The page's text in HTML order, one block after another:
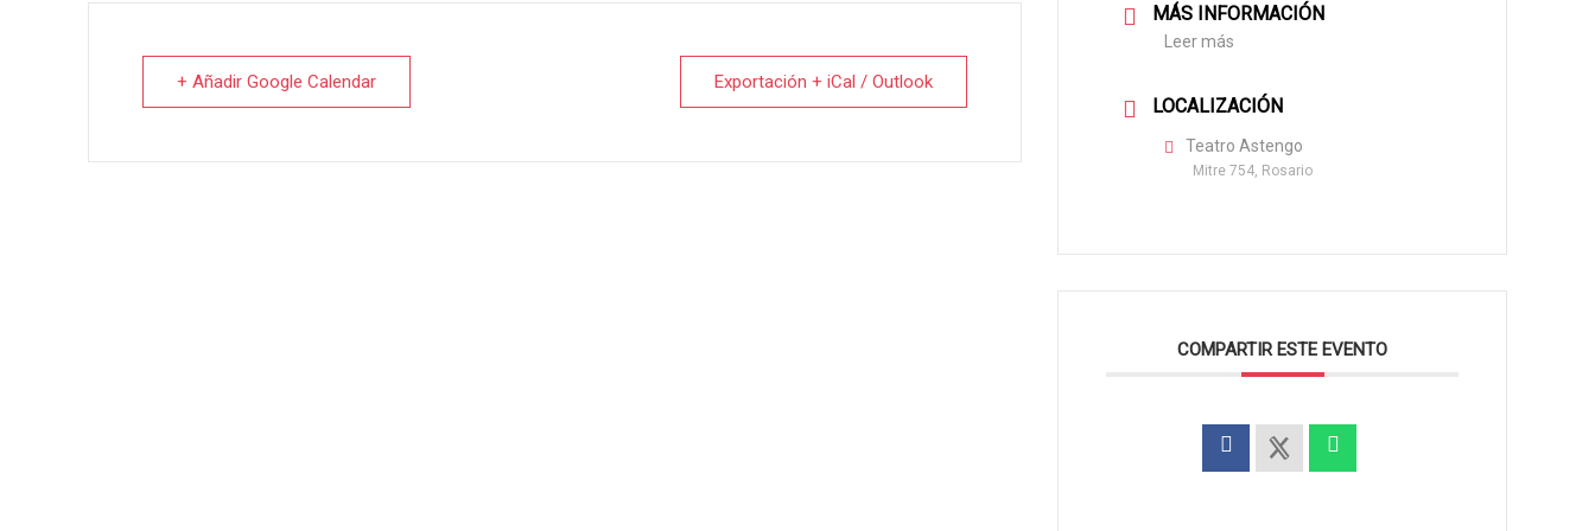
+ Añadir Google Calendar Exportación + iCal / Outlook
MÁS INFORMACIÓN
Leer más
LOCALIZACIÓN
Teatro Astengo
Mitre 754, Rosario
COMPARTIR ESTE EVENTO